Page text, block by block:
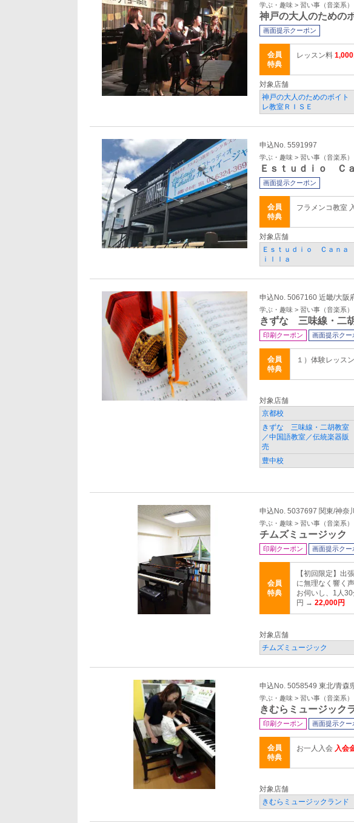
学ぶ・趣味 > 習い事（音楽系）
神戸の大人のための
画面提示クーポン
会員
特典
レッスン料
対象店舗
神戸の大人のためのボイト
レ教室ＲＩＳＥ
申込No. 5591997
学ぶ・趣味 > 習い事（音楽系）
Ｅｓｔｕｄｉｏ Ｃ
画面提示クーポン
会員
特典
フラメンコ教室
対象店舗
Ｅｓｔｕｄｉｏ Ｃａｎａ
ｉｌｌａ
申込No. 5067160 近畿/大阪
学ぶ・趣味 > 習い事（音楽系）
きずな 三味線・二
印刷クーポン 画面提示クー
会員
特典
１）体験レッス
対象店舗
京都校
きずな 三味線・二胡教室
／中国語教室／伝統楽器販
売
豊中校
申込No. 5037697 関東/神奈川
学ぶ・趣味 > 習い事（音楽系）
チムズミュージック
印刷クーポン 画面提示クー
会員
特典
【初回限定】
に無理なく響く
お伺いし、1人
円 → 22,000円
対象店舗
チムズミュージック
申込No. 5058549 東北/青森
学ぶ・趣味 > 習い事（音楽系）
きむらミュージック
印刷クーポン 画面提示クー
会員
特典
お一人入会 入会
対象店舗
きむらミュージックランド